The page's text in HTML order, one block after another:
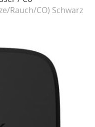
Rauch/CO) Schwarz